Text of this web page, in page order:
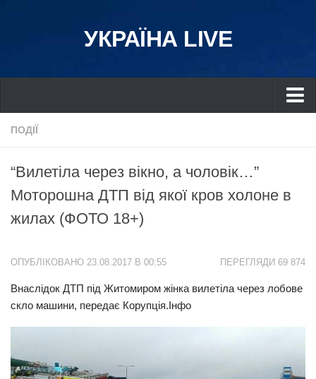
УКРАЇНА LIVE
Україна
Дніпро
Львів
Івано-Франківськ
Донбас
Одеса
Економіка
ПОДІЇ
“Вилетіла через вікно, а чоловік…”
Моторошна ДТП від якої кров холоне в
жилах (ФОТО 18+)
ПЕРЕГЛЯДИ 69 874
ОПУБЛІКОВАНО 23.08.2017 В 00:55
Внаслідок ДТП під Житомиром жінка вилетіла через лобове
скло машини, передає Корупція.Інфо